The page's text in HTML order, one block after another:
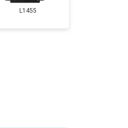
ЗаказатьL1455